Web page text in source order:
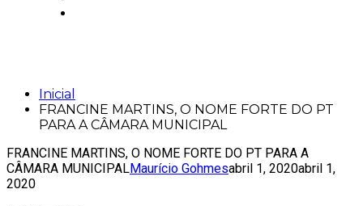
Inicial
FRANCINE MARTINS, O NOME FORTE DO PT
PARA A CÂMARA MUNICIPAL
FRANCINE MARTINS, O NOME FORTE DO PT PARA A
CÂMARA MUNICIPALMaurício Gohmesabril 1, 2020abril 1,
2020